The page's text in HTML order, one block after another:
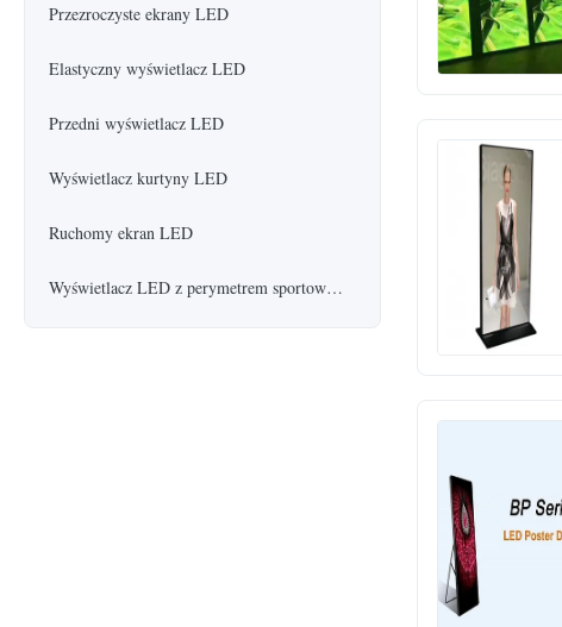
Przezroczyste ekrany LED
Elastyczny wyświetlacz LED
Przedni wyświetlacz LED
Wyświetlacz kurtyny LED
Ruchomy ekran LED
Wyświetlacz LED z perymetrem sportowym